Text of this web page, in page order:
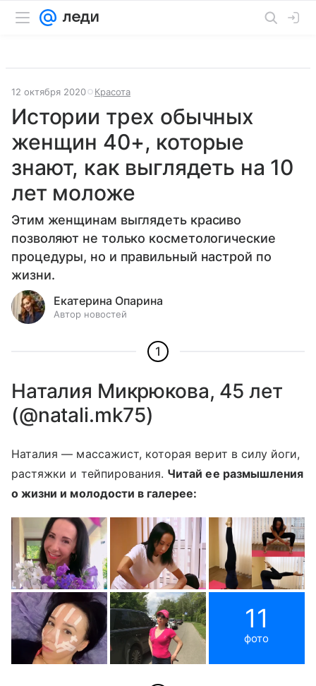
12 октября 2020 Красота
Истории трех обычных
женщин 40+, которые
знают, как выглядеть на 10
лет моложе
Этим женщинам выглядеть красиво
позволяют не только косметологические
процедуры, но и правильный настрой по
жизни.
Екатерина Опарина
Автор новостей
1
Наталия Микрюкова, 45 лет
(@natali.mk75)
Наталия — массажист, которая верит в силу йоги,
растяжки и тейпирования. Читай ее размышления
о жизни и молодости в галерее:
11
фото